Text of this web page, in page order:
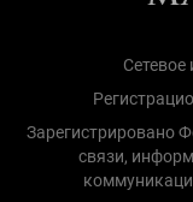
Сетевое
Зарегистрировано
связи,